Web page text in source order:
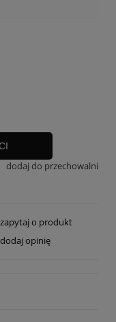
dodaj do przechowalni
zapytaj o produkt
dodaj opinię